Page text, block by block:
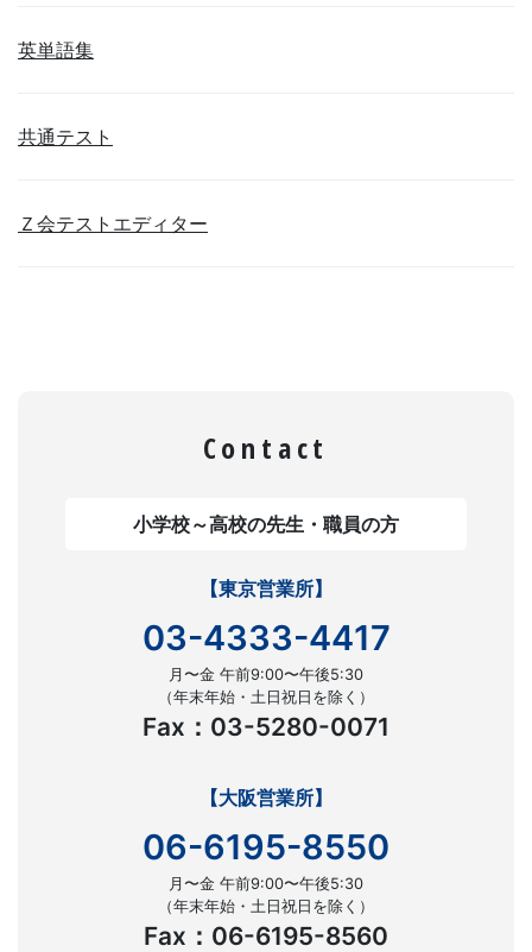
英単語集
共通テスト
Ｚ会テストエディター
Contact
小学校～高校の先生・職員の方
【東京営業所】
03-4333-4417
月〜金 午前9:00〜午後5:30
（年末年始・土日祝日を除く）
Fax：03-5280-0071
【大阪営業所】
06-6195-8550
月〜金 午前9:00〜午後5:30
（年末年始・土日祝日を除く）
Fax：06-6195-8560